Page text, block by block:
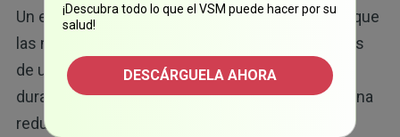
Un estudio financiado por la industria demostró que
las mujeres que consumían cerca de 50 mililitros
de un producto a base de colágeno, diariamente
durante un periodo de 60 días, experimentaron una
reducción de las arrugas, así como una menor
¡Descubra todo lo que el VSM puede hacer por su
salud!
DESCÁRGUELA AHORA